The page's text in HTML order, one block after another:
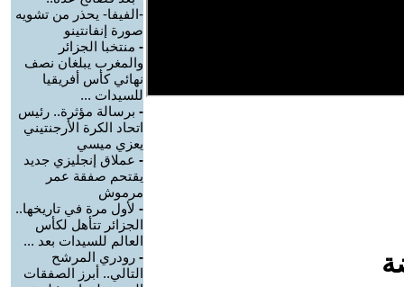
-الفيفا- يحذر من تشويه
صورة إنفانتينو
- منتخبا الجزائر
والمغرب يبلغان نصف
نهائي كأس أفريقيا
للسيدات ...
- برسالة مؤثرة.. رئيس
اتحاد الكرة الأرجنتيني
يعزي ميسي
- عملاق إنجليزي جديد
يقتحم صفقة عمر
مرموش
- لأول مرة في تاريخها..
الجزائر تتأهل لكأس
العالم للسيدات بعد ...
- رودري المرشح
التالي.. أبرز الصفقات